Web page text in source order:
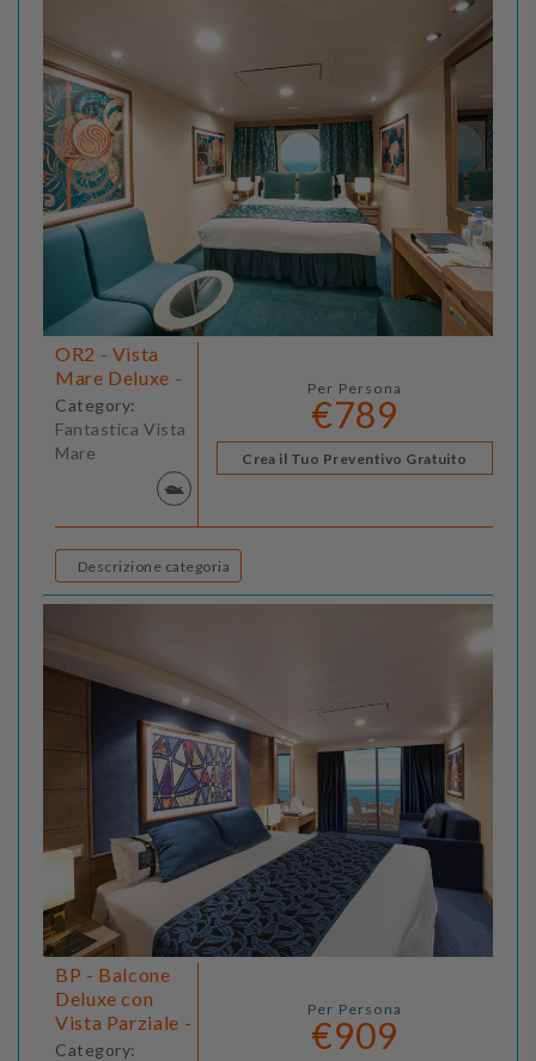
OR2 - Vista
Mare Deluxe -
Category:
Fantastica Vista
Mare
Per Persona
€789
Crea il Tuo Preventivo Gratuito
Descrizione categoria
BP - Balcone
Deluxe con
Vista Parziale -
Category:
Per Persona
€909